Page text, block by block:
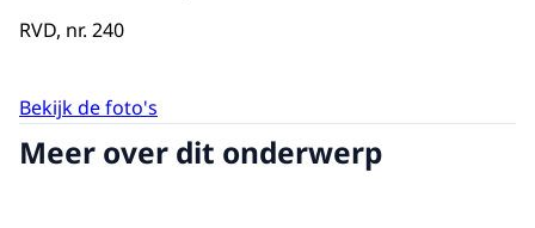
RVD, nr. 240
Bekijk de foto's
Meer over dit onderwerp